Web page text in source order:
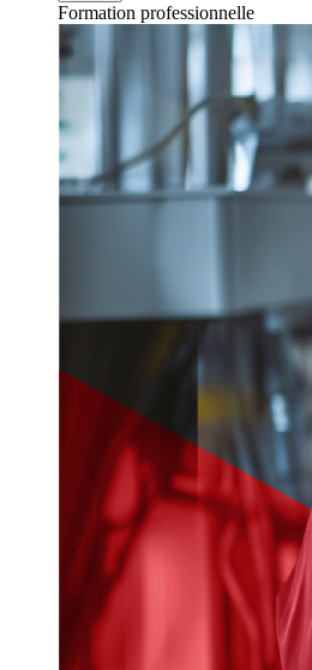
Formation professionnelle